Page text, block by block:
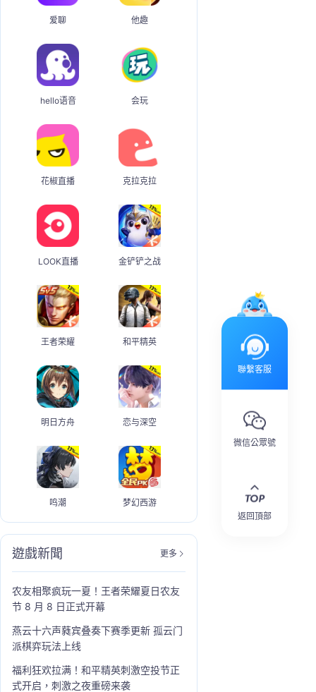
爱聊 他趣
hello语音 会玩
花椒直播 克拉克拉
LOOK直播 金铲铲之战
王者荣耀 和平精英
明日方舟 恋与深空
鸣潮 梦幻西游
遊戲新聞 更多
农友相聚疯玩一夏！王者荣耀夏日农友
节 8 月 8 日正式开幕
燕云十六声蕤宾叠奏下赛季更新 孤云门
派棋弈玩法上线
福利狂欢拉满！和平精英刺激空投节正
式开启，刺激之夜重磅来袭
聯繫客服
微信公眾號
返回頂部